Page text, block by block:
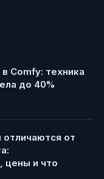
Comfy: техника
до 40%
от
цены и что